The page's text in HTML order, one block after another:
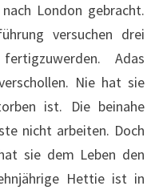
London gebracht.
versuchen drei
Adas
Nie hat sie
ist. Die beinahe
nicht arbeiten. Doch
sie dem Leben den
Hettie ist in